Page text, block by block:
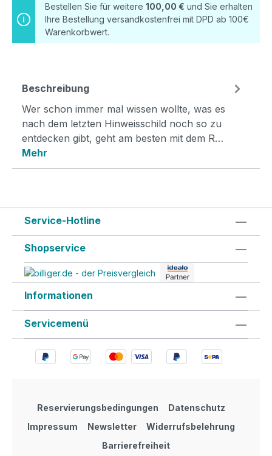
Bestellen Sie für weitere 100,00 € und Sie erhalten
Ihre Bestellung versandkostenfrei mit DPD ab 100€
Warenkorbwert.
Beschreibung
Wer schon immer mal wissen wollte, was es
nach dem letzten Hinweisschild noch so zu
entdecken gibt, geht am besten mit dem R…
Mehr
Service-Hotline
Shopservice
Informationen
Servicemenü
Reservierungsbedingungen
Datenschutz
Impressum
Newsletter
Widerrufsbelehrung
Barrierefreiheit